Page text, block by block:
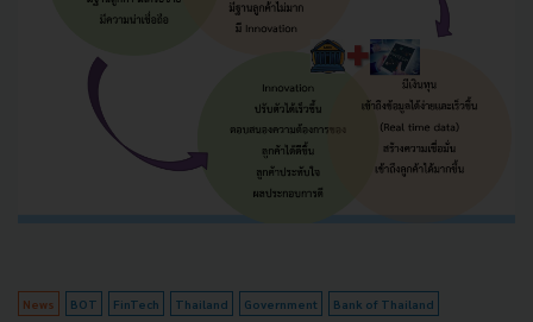
News BOT FinTech Thailand Government Bank of Thailand